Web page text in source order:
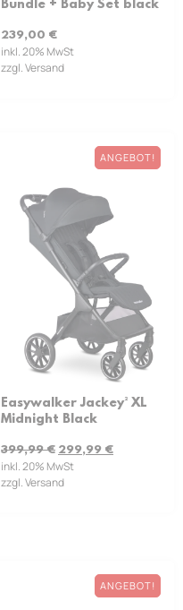
Bundle + Baby Set black
239,00 €
inkl. 20% MwSt
zzgl. Versand
ANGEBOT!
Easywalker Jackey² XL
Midnight Black
399,99€ 299,99 €
inkl. 20% MwSt
zzgl. Versand
ANGEBOT!